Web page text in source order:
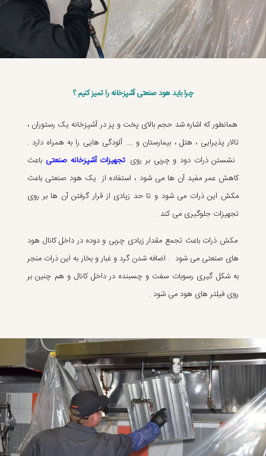
چرا باید هود صنعتی آشپزخانه را تمیز کنیم ؟
همانطور که اشاره شد حجم بالای پخت و پز در آشپزخانه یک رستوران ،
تالار پذیرایی ، هتل ، بیمارستان و .... آلودگی هایی را به همراه دارد .
نشستن ذرات دود و چربی بر روی تجهیزات آشپزخانه صنعتی باعث
کاهش عمر مفید آن ها می شود ، استفاده از یک هود صنعتی باعث
مکش این ذرات می شود و تا حد زیادی از قرار گرفتن آن ها بر روی
تجهیزات جلوگیری می کند .
مکش ذرات باعث تجمع مقدار زیادی چربی و دوده در داخل کانال هود
های صنعتی می شود . اضافه شدن گرد و غبار و بخار به این ذرات منجر
به شکل گیری رسوبات سفت و چسبنده در داخل کانال و هم چنین بر
روی فیلتر های هود می شود .